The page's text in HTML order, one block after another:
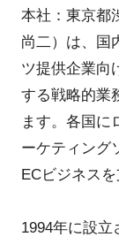
本社：東京都
尚二）は、国
ツ提供企業向
する戦略的業
ます。各国に
ーケティング
ECビジネスを
1994年に設立